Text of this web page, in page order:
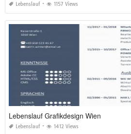
Lebenslauf 1157 Views
Lebenslauf Grafikdesign Wien
Lebenslauf 1412 Views